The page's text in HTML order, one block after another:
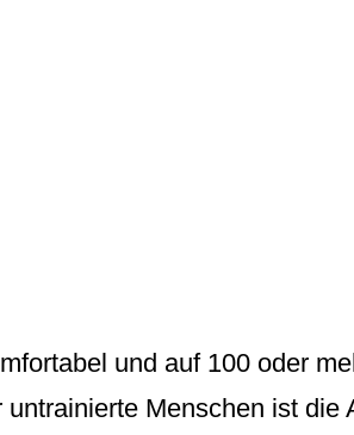
und auf 100 oder
Menschen ist die